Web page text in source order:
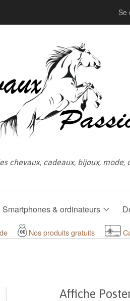
Se
chevaux, cadeaux, bijoux, mode,
Smartphones & ordinateurs
Nos produits gratuits
Affiche